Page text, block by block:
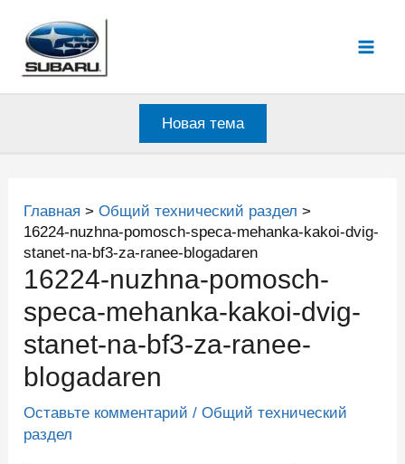
содержимому
Новая тема
Главная
Общий технический раздел
16224-nuzhna-pomosch-speca-mehanka-kakoi-dvig-
stanet-na-bf3-za-ranee-blogadaren
16224-nuzhna-pomosch-
speca-mehanka-kakoi-dvig-
stanet-na-bf3-za-ranee-
blogadaren
Оставьте комментарий /Общий технический
раздел